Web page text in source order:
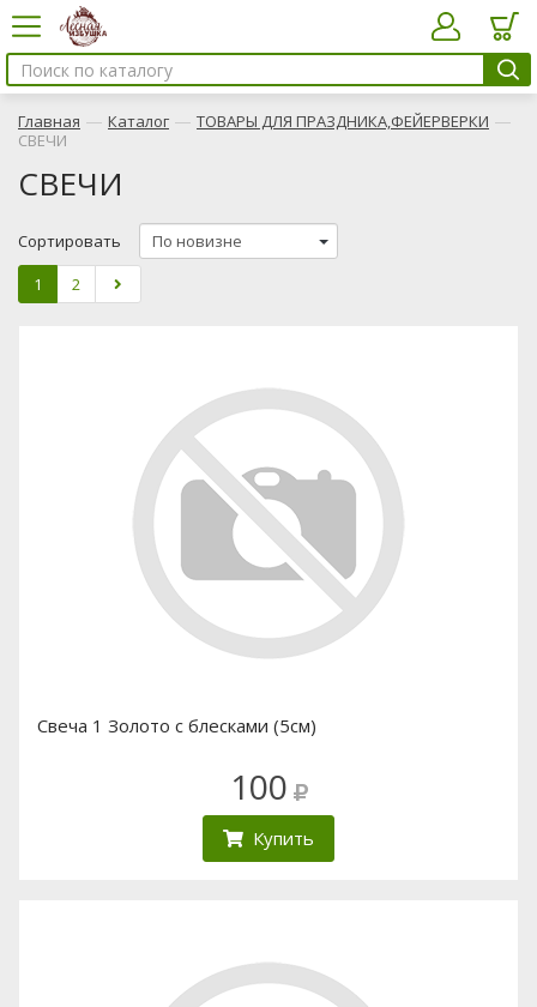
Главная — Каталог — ТОВАРЫ ДЛЯ ПРАЗДНИКА,ФЕЙЕРВЕРКИ —
СВЕЧИ
СВЕЧИ
1 2
Сортировать
Свеча 1 Золото с блесками (5см)
100
Купить